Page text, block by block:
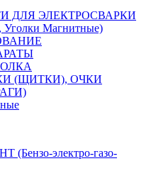
ДЛЯ ЭЛЕКТРОСВАРКИ
Магнитные)
(ЩИТКИ), ОЧКИ
электро-газо-